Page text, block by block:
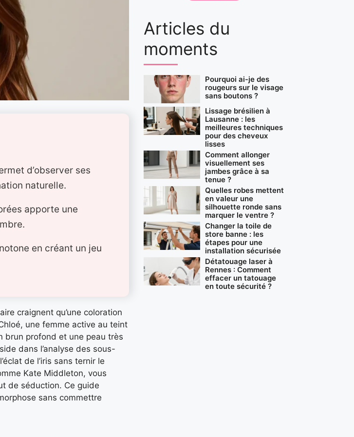
d’observer ses
naturelle.
apporte une
en créant un jeu
craignent qu’une coloration
une femme active au teint
brun profond et une peau très
dans l’analyse des sous-
de l’iris sans ternir le
Kate Middleton, vous
de séduction. Ce guide
sans commettre
Articles du
moments
Pourquoi ai-je des
rougeurs sur le visage
sans boutons ?
Lissage brésilien à
Lausanne : les
meilleures techniques
pour des cheveux
lisses
Comment allonger
visuellement ses
jambes grâce à sa
tenue ?
Quelles robes mettent
en valeur une
silhouette ronde sans
marquer le ventre ?
Changer la toile de
store banne : les
étapes pour une
installation sécurisée
Détatouage laser à
Rennes : Comment
effacer un tatouage
en toute sécurité ?